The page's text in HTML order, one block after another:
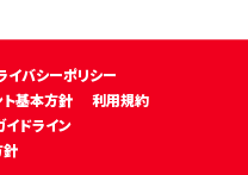
イバシーポリシー
ト基本方針
利用規約
イドライン
針